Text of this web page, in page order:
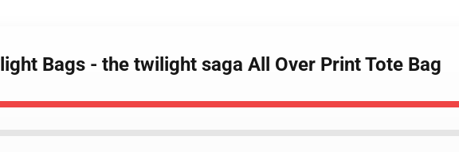
Bags - the twilight saga All Over Print Tote Bag